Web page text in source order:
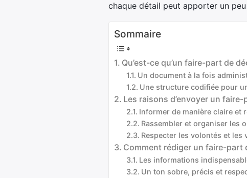
chaque détail peut apporter un
Sommaire
Qu’est-ce qu’un faire-part de
Un document à la fois
Une structure codifiée pour
Les raisons d’envoyer un
Informer de manière claire et
Rassembler et organiser les
Respecter les volontés et les
Comment rédiger un faire-part
Les informations
Un ton sobre, précis et